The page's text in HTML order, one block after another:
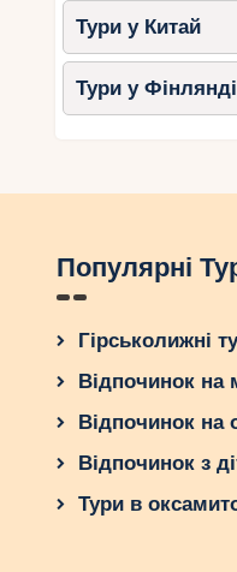
Тури у Китай
Тури у
Популярні
Гірськолижні
Відпочинок на
Відпочинок на
Відпочинок з
Тури в